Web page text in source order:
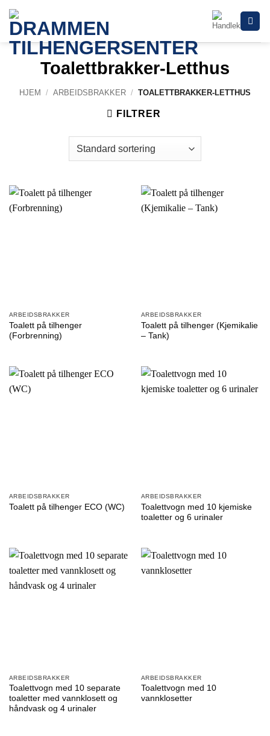
Skip
content
Toalettbrakker-Letthus
HJEM / ARBEIDSBRAKKER / TOALETTBRAKKER-LETTHUS
FILTRER
ARBEIDSBRAKKER
Toalett på tilhenger
(Forbrenning)
ARBEIDSBRAKKER
Toalett på tilhenger (Kjemikalie
– Tank)
ARBEIDSBRAKKER
Toalett på tilhenger ECO (WC)
ARBEIDSBRAKKER
Toalettvogn med 10 kjemiske
toaletter og 6 urinaler
ARBEIDSBRAKKER
Toalettvogn med 10 separate
toaletter med vannklosett og
håndvask og 4 urinaler
ARBEIDSBRAKKER
Toalettvogn med 10
vannklosetter